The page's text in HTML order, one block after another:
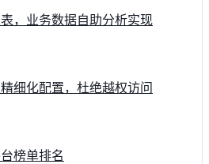
，业务数据自助分析实现
细化配置，杜绝越权访问
榜单排名